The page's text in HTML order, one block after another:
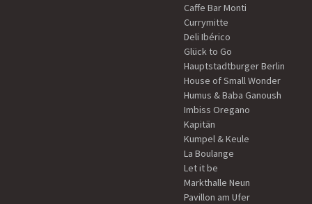
Caffe Bar Monti
Currymitte
Deli Ibérico
Glück to Go
Hauptstadtburger Berlin
House of Small Wonder
Humus & Baba Ganoush
Imbiss Oregano
Kapitän
Kumpel & Keule
La Boulange
Let it be
Markthalle Neun
Pavillon am Ufer